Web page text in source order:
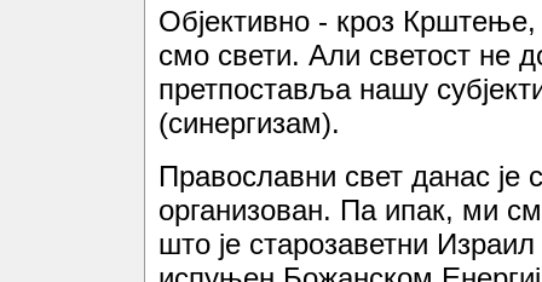
Објективно - кроз
смо свети. Али светост не
претпоставља нашу
(синергизам).
Православни свет данас је
организован. Па ипак, ми
што је старозаветни